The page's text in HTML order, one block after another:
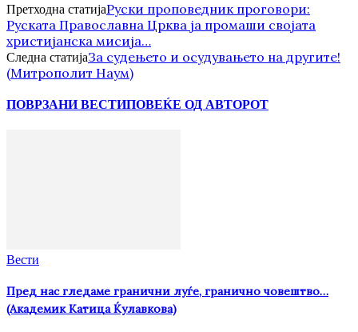
Претходна статијаРуски проповедник проговори:
Руската Православна Црква ја промаши својата
христијанска мисија…
Следна статијаЗа судењето и осудувањето на другите!
(Митрополит Наум)
ПОВРЗАНИ ВЕСТИПОВЕЌЕ ОД АВТОРОТ
Вести
Пред нас гледаме гранични луѓе, гранично човештво…
(Академик Катица Ќулавкова)